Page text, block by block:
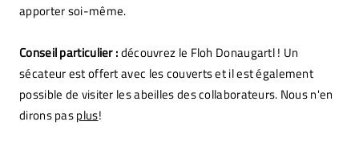
apporter soi-même.
Conseil particulier :découvrez le Floh Donaugartl ! Un
sécateur est offert avec les couverts et il est également
possible de visiter les abeilles des collaborateurs. Nous n'en
dirons pasplus!